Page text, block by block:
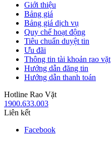
Giới thiệu
Bảng giá
Bảng giá dịch vụ
Quy chế hoạt động
Tiêu chuẩn duyệt tin
Ưu đãi
Thông tin tài khoản rao vặt
Hướng dẫn đăng tin
Hướng dẫn thanh toán
Hotline Rao Vặt
1900.633.003
Liên kết
Facebook